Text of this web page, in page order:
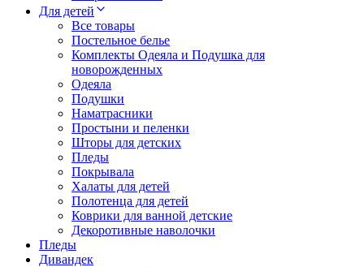
Для детей
Все товары
Постельное белье
Комплекты Одеяла и Подушка для
новорожденных
Одеяла
Подушки
Наматрасники
Простыни и пеленки
Шторы для детских
Пледы
Покрывала
Халаты для детей
Полотенца для детей
Коврики для ванной детские
Декоротивные наволочки
Пледы
Дивандек